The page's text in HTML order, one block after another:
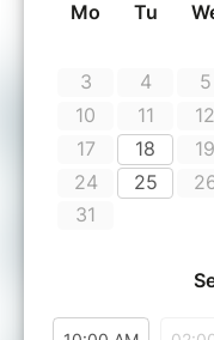
En équipe,
explorez
résolvez les
bureau caché
Attention : le
coopération
heure, une
Vous aurez60
Résoudre